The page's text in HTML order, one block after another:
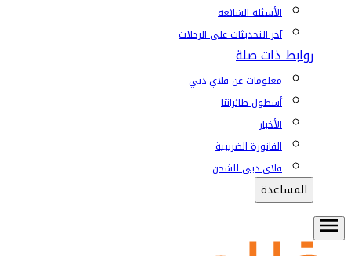
الأسئلة الشائعة
آخر التحديثات على الرحلات
روابط ذات صلة
معلومات عن فلاي دبي
أسطول طائراتنا
الأخبار
الفاتورة الضريبية
فلاي دبي للشحن
المساعدة